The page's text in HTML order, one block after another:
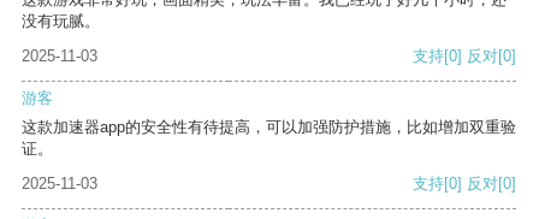
没有玩腻。
2025-11-03
支持[0] 反对[0]
游客
这款加速器app的安全性有待提高，可以加强防护措施，比如增加双重验
证。
2025-11-03
支持[0] 反对[0]